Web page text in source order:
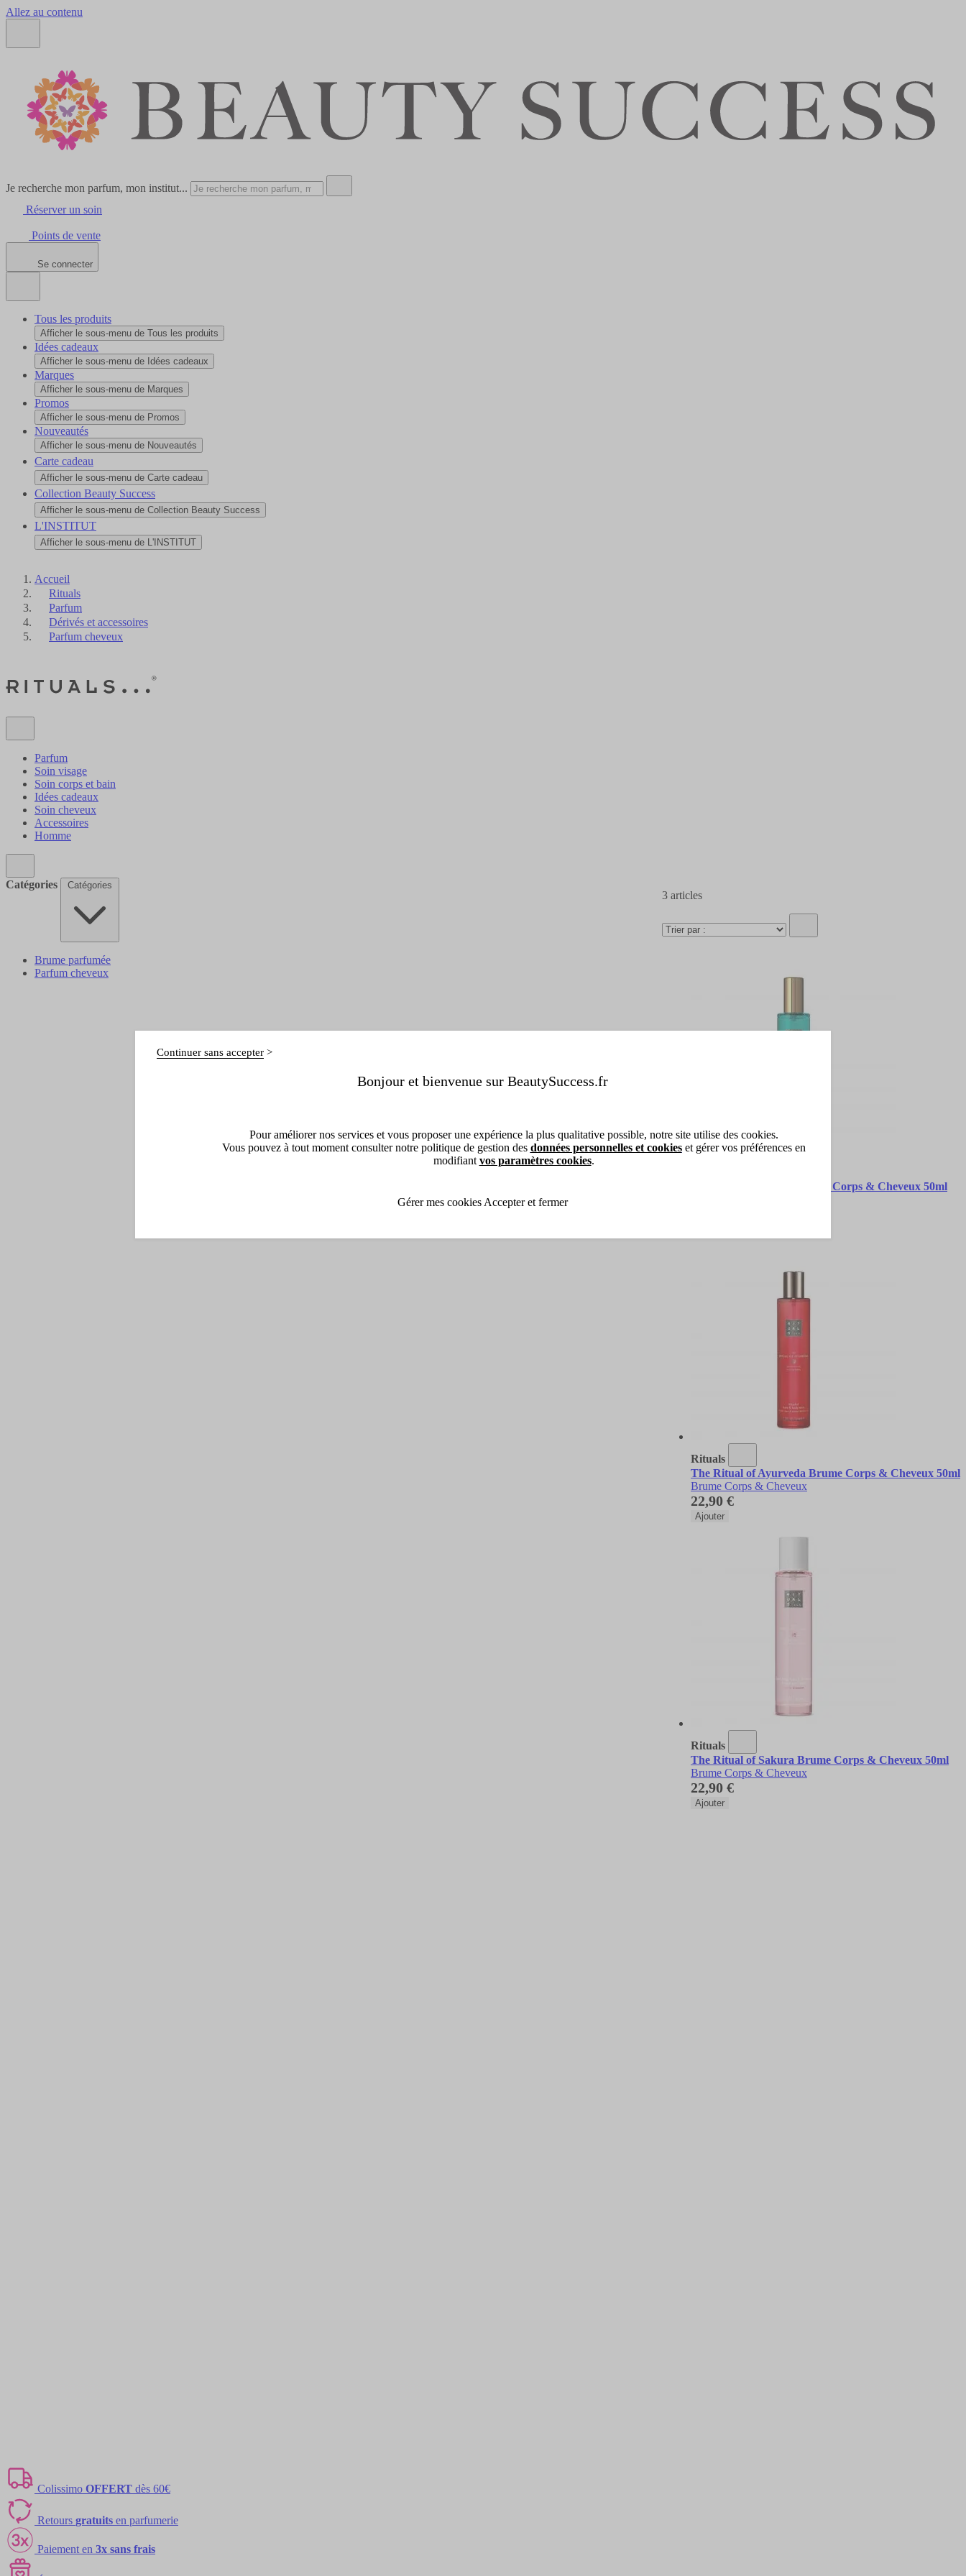
Allez au contenu
Je recherche mon parfum, mon institut...
Réserver un soin
Points de vente
Se connecter
Tous les produits
Afficher le sous-menu de Tous les produits
Idées cadeaux
Afficher le sous-menu de Idées cadeaux
Marques
Afficher le sous-menu de Marques
Promos
Afficher le sous-menu de Promos
Nouveautés
Afficher le sous-menu de Nouveautés
Carte cadeau
Afficher le sous-menu de Carte cadeau
Collection Beauty Success
Afficher le sous-menu de Collection Beauty Success
L'INSTITUT
Afficher le sous-menu de L'INSTITUT
Accueil
Rituals
Parfum
Dérivés et accessoires
Parfum cheveux
Parfum
Soin visage
Soin corps et bain
Idées cadeaux
Soin cheveux
Accessoires
Homme
Catégories Catégories
Brume parfumée
Parfum cheveux
3 articles
The Ritual of Karma Brume Corps & Cheveux 50ml
Rituals
The Ritual of Ayurveda Brume Corps & Cheveux 50ml
Brume Corps & Cheveux
22,90 €
Ajouter
Rituals
The Ritual of Sakura Brume Corps & Cheveux 50ml
Brume Corps & Cheveux
22,90 €
Ajouter
Colissimo OFFERT dès 60€
Retours gratuits en parfumerie
Paiement en 3x sans frais
Bonjour et bienvenue sur BeautySuccess.fr
Continuer sans accepter
Pour améliorer nos services et vous proposer une expérience la plus qualitative possible, notre site utilise des cookies.
Vous pouvez à tout moment consulter notre politique de gestion des données personnelles et cookieset gérer vos préférences en
modifiant vos paramètres cookies.
Gérer mes cookies Accepter et fermer